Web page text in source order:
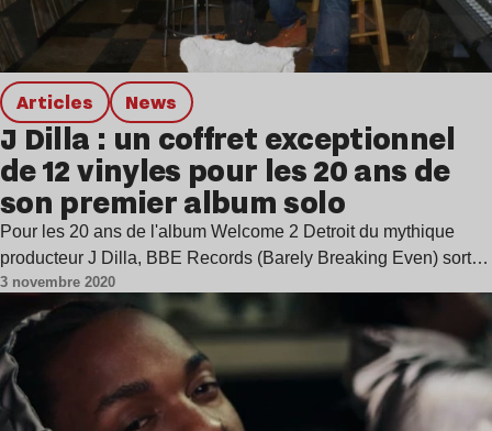
Articles news
J Dilla : un coffret exceptionnel
de 12 vinyles pour les 20 ans de
son premier album solo
Pour les 20 ans de l'album Welcome 2 Detroit du mythique
producteur J Dilla, BBE Records (Barely Breaking Even) sort…
3 novembre 2020